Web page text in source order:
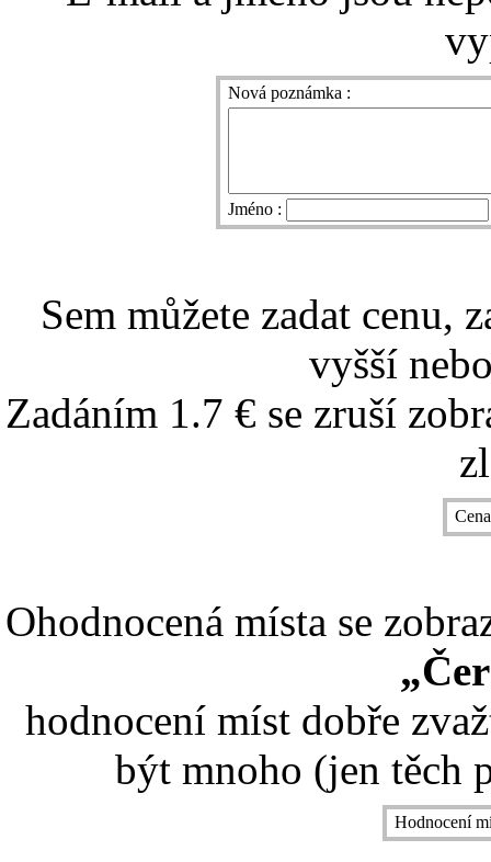
Nová poznámka :
Jméno :
Sem můžete zadat cenu,
vyšší
Zadáním 1.7 € se zruší
Ohodnocená místa se
hodnocení míst dobře
být mnoho (jen těch
Hodnocení